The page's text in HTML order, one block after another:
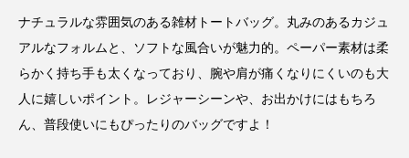
ナチュラルな雰囲気のある雑材トートバッグ。丸みのあるカジュ
アルなフォルムと、ソフトな風合いが魅力的。ペーパー素材は柔
らかく持ち手も太くなっており、腕や肩が痛くなりにくいのも大
人に嬉しいポイント。レジャーシーンや、お出かけにはもちろ
ん、普段使いにもぴったりのバッグですよ！